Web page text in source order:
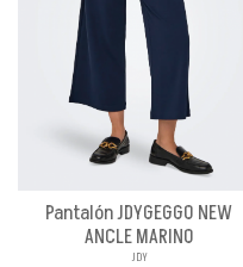
Pantalón JDYGEGGO NEW
ANCLE MARINO
JDY